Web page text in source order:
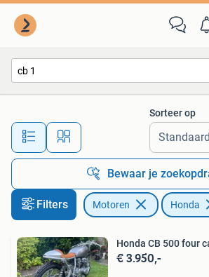
Alle afstanden…
Sorteer op
Bewaar je
Filters Motoren Honda
Honda CB 500 four
€ 3.950,-